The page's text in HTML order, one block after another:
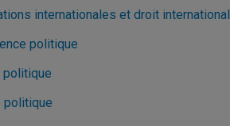
internationales et droit international
politique
politique
politique